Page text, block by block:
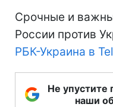
Срочные и
России против
РБК-Украина в
Не упустите
наши